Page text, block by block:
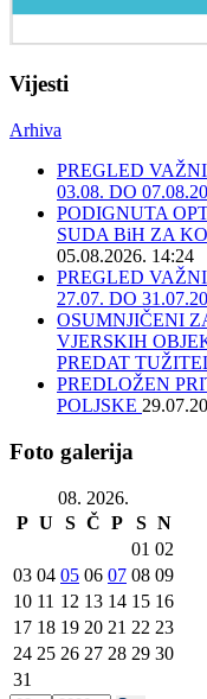
Vijesti
Arhiva
PREGLED
03.08. DO
PODIGNUTA
SUDA BiH ZA
05.08.2026. 14:24
PREGLED
27.07. DO
OSUMNJIČENI
VJERSKIH
PREDAT
PREDLOŽEN
POLJSKE
Foto galerija
08. 2026.
P U S Č P S N
01 02
03 04 05 06 07 08 09
10 11 12 13 14 15 16
17 18 19 20 21 22 23
24 25 26 27 28 29 30
31